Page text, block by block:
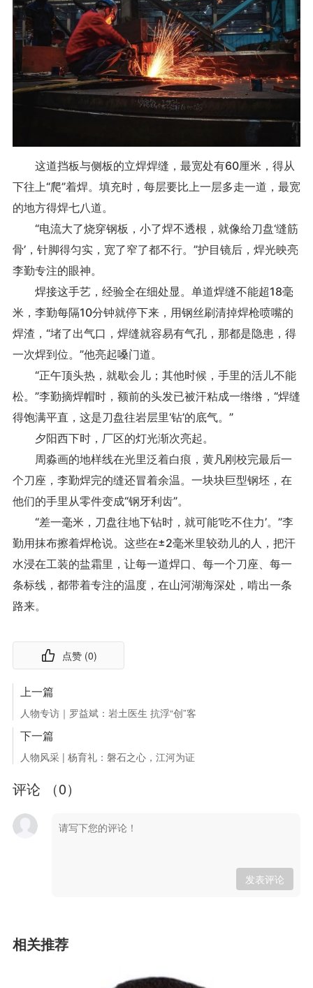
这道挡板与侧板的立焊焊缝，最宽处有60厘米，得从
下往上“爬”着焊。填充时，每层要比上一层多走一道，最宽
的地方得焊七八道。
“电流大了烧穿钢板，小了焊不透根，就像给刀盘‘缝筋
骨’，针脚得匀实，宽了窄了都不行。”护目镜后，焊光映亮
李勤专注的眼神。
焊接这手艺，经验全在细处显。单道焊缝不能超18毫
米，李勤每隔10分钟就停下来，用钢丝刷清掉焊枪喷嘴的
焊渣，“堵了出气口，焊缝就容易有气孔，那都是隐患，得
一次焊到位。”他亮起嗓门道。
“正午顶头热，就歇会儿；其他时候，手里的活儿不能
松。”李勤摘焊帽时，额前的头发已被汗粘成一绺绺，“焊缝
得饱满平直，这是刀盘往岩层里‘钻’的底气。”
夕阳西下时，厂区的灯光渐次亮起。
周淼画的地样线在光里泛着白痕，黄凡刚校完最后一
个刀座，李勤焊完的缝还冒着余温。一块块巨型钢坯，在
他们的手里从零件变成“钢牙利齿”。
“差一毫米，刀盘往地下钻时，就可能‘吃不住力’。”李
勤用抹布擦着焊枪说。这些在±2毫米里较劲儿的人，把汗
水浸在工装的盐霜里，让每一道焊口、每一个刀座、每一
条标线，都带着专注的温度，在山河湖海深处，啃出一条
路来。
点赞 (0)
上一篇
人物专访｜罗益斌：岩土医生 抗浮“创”客
下一篇
人物风采 | 杨育礼：磐石之心，江河为证
评论 （0）
发表评论
相关推荐